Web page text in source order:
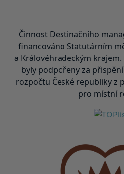
Činnost Destinačního
financováno Statutárním
a Královéhradeckým
byly podpořeny za
rozpočtu České republiky z
pro místní